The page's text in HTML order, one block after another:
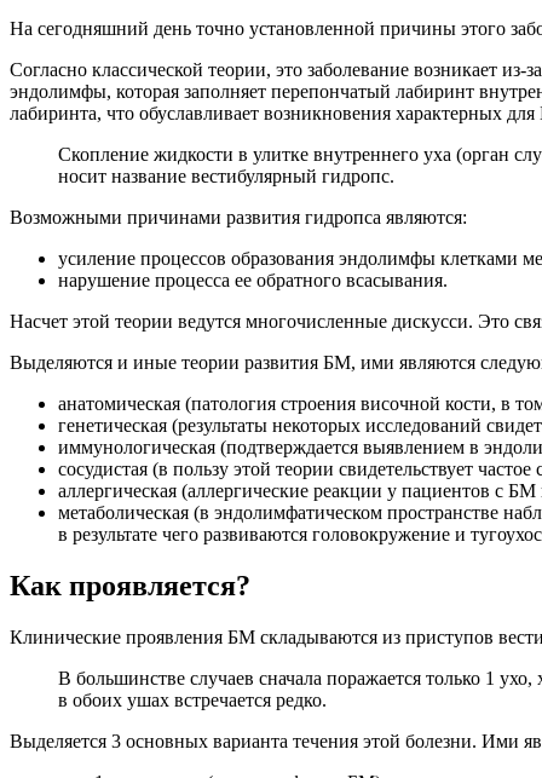
На сегодняшний день точно установленной причины этого
Согласно классической теории, это заболевание возникает
эндолимфы, которая заполняет перепончатый лабиринт
лабиринта, что обуславливает возникновения характерных
Скопление жидкости в улитке внутреннего уха (орган
носит название вестибулярный гидропс.
Возможными причинами развития гидропса являются:
усиление процессов образования эндолимфы клетками
нарушение процесса ее обратного всасывания.
Насчет этой теории ведутся многочисленные дискусси. Это
Выделяются и иные теории развития БМ, ими являются
анатомическая (патология строения височной кости, в
генетическая (результаты некоторых исследований
иммунологическая (подтверждается выявлением в
сосудистая (в пользу этой теории свидетельствует
аллергическая (аллергические реакции у пациентов с
метаболическая (в эндолимфатическом пространстве
в результате чего развиваются головокружение и
Как проявляется?
Клинические проявления БМ складываются из приступов
В большинстве случаев сначала поражается только 1
в обоих ушах встречается редко.
Выделяется 3 основных варианта течения этой болезни. Ими